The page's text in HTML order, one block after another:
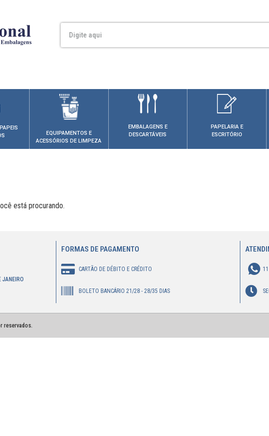
EQUIPAMENTOS E
ACESSÓRIOS DE LIMPEZA
EMBALAGENS E
DESCARTÁVEIS
PAPELARIA E
ESCRITÓRIO
está procurando.
JANEIRO
FORMAS DE PAGAMENTO
CARTÃO DE DÉBITO E CRÉDITO
BOLETO BANCÁRIO 21/28 - 28/35 DIAS
reservados.